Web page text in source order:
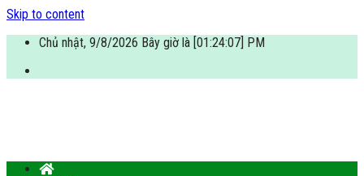
Skip to content
Chủ nhật, 9/8/2026 Bây giờ là [01:24:08] PM